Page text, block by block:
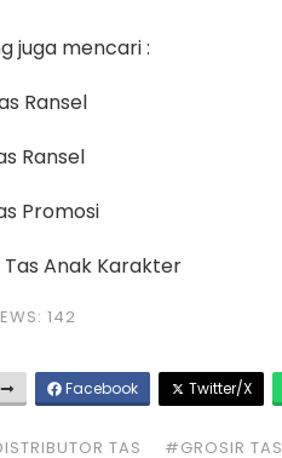
juga mencari :
Ransel
Ransel
Promosi
Tas Anak Karakter
142
Facebook Twitter/X
TAS #GROSIR TAS